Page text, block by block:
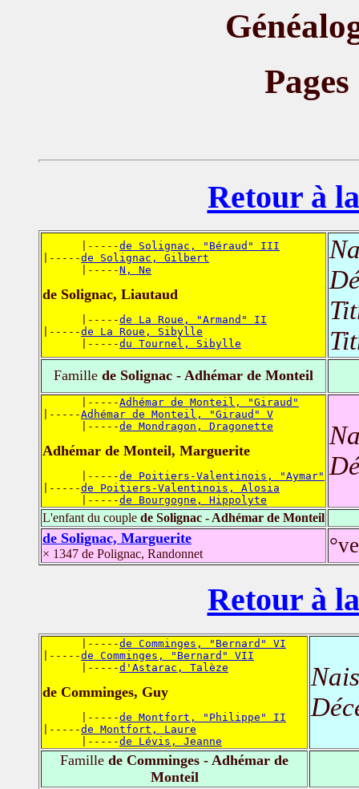
Retour à
      |-----
de Solignac, "Béraud" III
|-----de Solignac, Gilbert
      |-----
N, Ne
de Solignac, Liautaud
      |-----
de La Roue, "Armand" II
|-----de La Roue, Sibylle
      |-----
du Tournel, Sibylle
Famille de Solignac - Adhémar de Monteil
      |-----
Adhémar de Monteil, "Giraud"
|-----Adhémar de Monteil, "Giraud" V
      |-----
de Mondragon, Dragonette
Adhémar de Monteil, Marguerite
      |-----
de Poitiers-Valentinois, "Aymar"
|-----de Poitiers-Valentinois, Alosia
      |-----
de Bourgogne, Hippolyte
L'enfant du couple de Solignac - Adhémar de Monteil
de Solignac, Marguerite
× 1347 de Polignac, Randonnet
Retour à
      |-----
de Comminges, "Bernard" VI
|-----de Comminges, "Bernard" VII
      |-----
d'Astarac, Talèze
de Comminges, Guy
      |-----
de Montfort, "Philippe" II
|-----de Montfort, Laure
      |-----
de Lévis, Jeanne
Famille de Comminges - Adhémar de
Monteil